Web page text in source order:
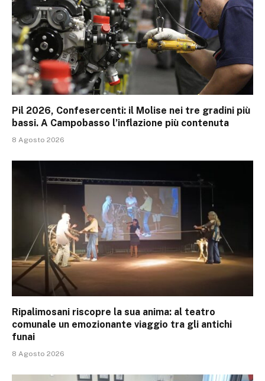
Pil 2026, Confesercenti: il Molise nei tre gradini più
bassi. A Campobasso l’inflazione più contenuta
8 Agosto 2026
Ripalimosani riscopre la sua anima: al teatro
comunale un emozionante viaggio tra gli antichi
funai
8 Agosto 2026